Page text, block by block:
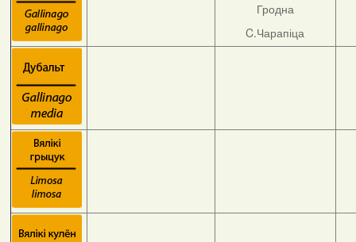
Гродна
C.Чарапіца